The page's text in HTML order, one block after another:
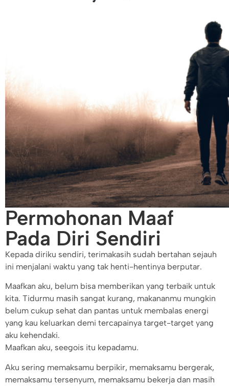
Permohonan Maaf
Pada Diri Sendiri
Kepada diriku sendiri, terimakasih sudah bertahan sejauh
ini menjalani waktu yang tak henti-hentinya berputar.
Maafkan aku, belum bisa memberikan yang terbaik untuk
kita. Tidurmu masih sangat kurang, makananmu mungkin
belum cukup sehat dan pantas untuk membalas energi
yang kau keluarkan demi tercapainya target-target yang
aku kehendaki.
Maafkan aku, seegois itu kepadamu.
Aku sering memaksamu berpikir, memaksamu bergerak,
memaksamu tersenyum, memaksamu bekerja dan masih